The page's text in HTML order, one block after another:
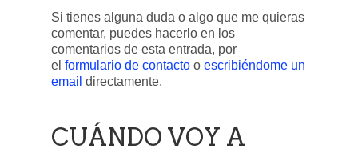
Si tienes alguna duda o algo que me quieras
comentar, puedes hacerlo en los
comentarios de esta entrada, por
el formulario de contacto o escribiéndome un
email directamente.
CUÁNDO VOY A